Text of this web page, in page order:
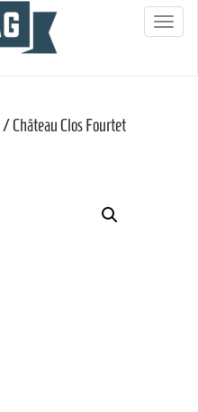
S
/ Château Clos Fourtet